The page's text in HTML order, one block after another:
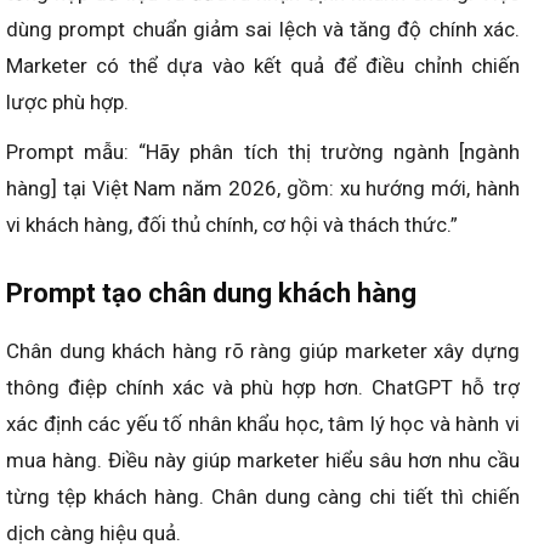
Prompt phân tích thị trường cho ChatGPT
lập kế hoạch Marketing
Phân tích thị trường giúp marketer hiểu rõ xu hướng và
mức độ cạnh tranh trong năm 2026. ChatGPT có thể
tổng hợp dữ liệu và đưa ra nhận định nhanh chóng. Việc
dùng prompt chuẩn giảm sai lệch và tăng độ chính xác.
Marketer có thể dựa vào kết quả để điều chỉnh chiến
lược phù hợp.
Prompt mẫu: “Hãy phân tích thị trường ngành [ngành
hàng] tại Việt Nam năm 2026, gồm: xu hướng mới, hành
vi khách hàng, đối thủ chính, cơ hội và thách thức.”